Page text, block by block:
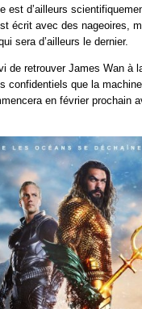
est d’ailleurs
écrit avec des nageoires,
sera d’ailleurs le dernier.
de retrouver James Wan à
confidentiels que la
en février prochain